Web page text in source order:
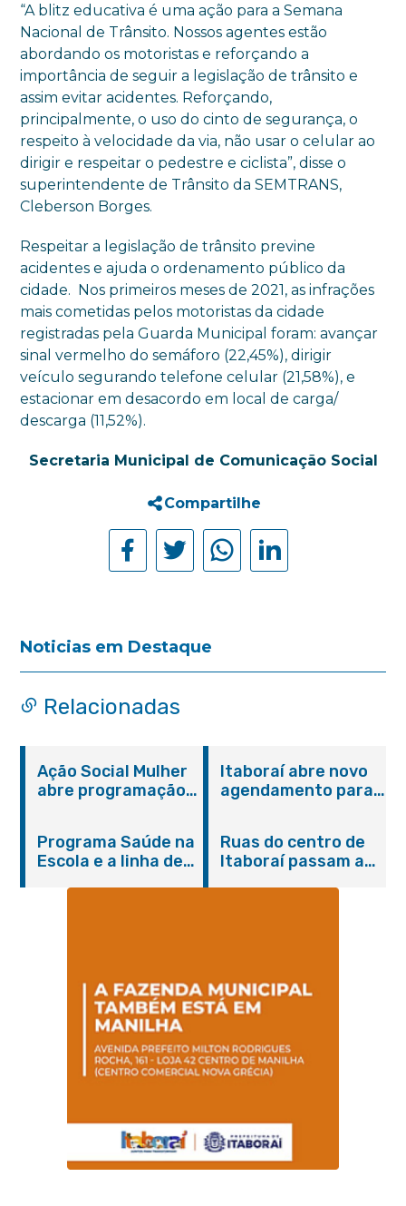
“A blitz educativa é uma ação para a Semana
Nacional de Trânsito. Nossos agentes estão
abordando os motoristas e reforçando a
importância de seguir a legislação de trânsito e
assim evitar acidentes. Reforçando,
principalmente, o uso do cinto de segurança, o
respeito à velocidade da via, não usar o celular ao
dirigir e respeitar o pedestre e ciclista”, disse o
superintendente de Trânsito da SEMTRANS,
Cleberson Borges.
Respeitar a legislação de trânsito previne
acidentes e ajuda o ordenamento público da
cidade. Nos primeiros meses de 2021, as infrações
mais cometidas pelos motoristas da cidade
registradas pela Guarda Municipal foram: avançar
sinal vermelho do semáforo (22,45%), dirigir
veículo segurando telefone celular (21,58%), e
estacionar em desacordo em local de carga/
descarga (11,52%).
Secretaria Municipal de Comunicação Social
Compartilhe
Noticias em Destaque
Relacionadas
Ação Social Mulher
abre programação
serviços gratuitos e
orientações
Itaboraí abre novo
agendamento para
Programa Saúde na
Escola e a linha de
Magalhães Seabra
Ruas do centro de
Itaboraí passam a